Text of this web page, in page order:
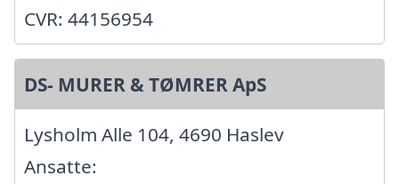
CVR: 44156954
DS- MURER & TØMRER ApS
Lysholm Alle 104, 4690 Haslev
Ansatte: